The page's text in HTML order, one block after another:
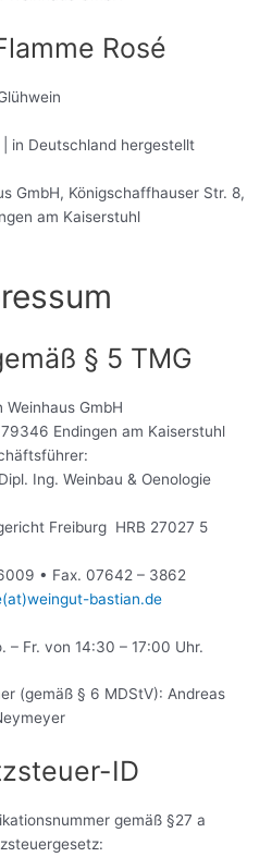
Rosé
in Deutschland hergestellt
GmbH, Königschaffhauser Str. 8,
am Kaiserstuhl
§ 5 TMG
Weinhaus GmbH
Endingen am Kaiserstuhl
Ing. Weinbau & Oenologie
Freiburg HRB 27027 5
• Fax. 07642 – 3862
bastian.de
– Fr. von 14:30 – 17:00 Uhr.
(gemäß § 6 MDStV): Andreas
ID
gemäß §27 a